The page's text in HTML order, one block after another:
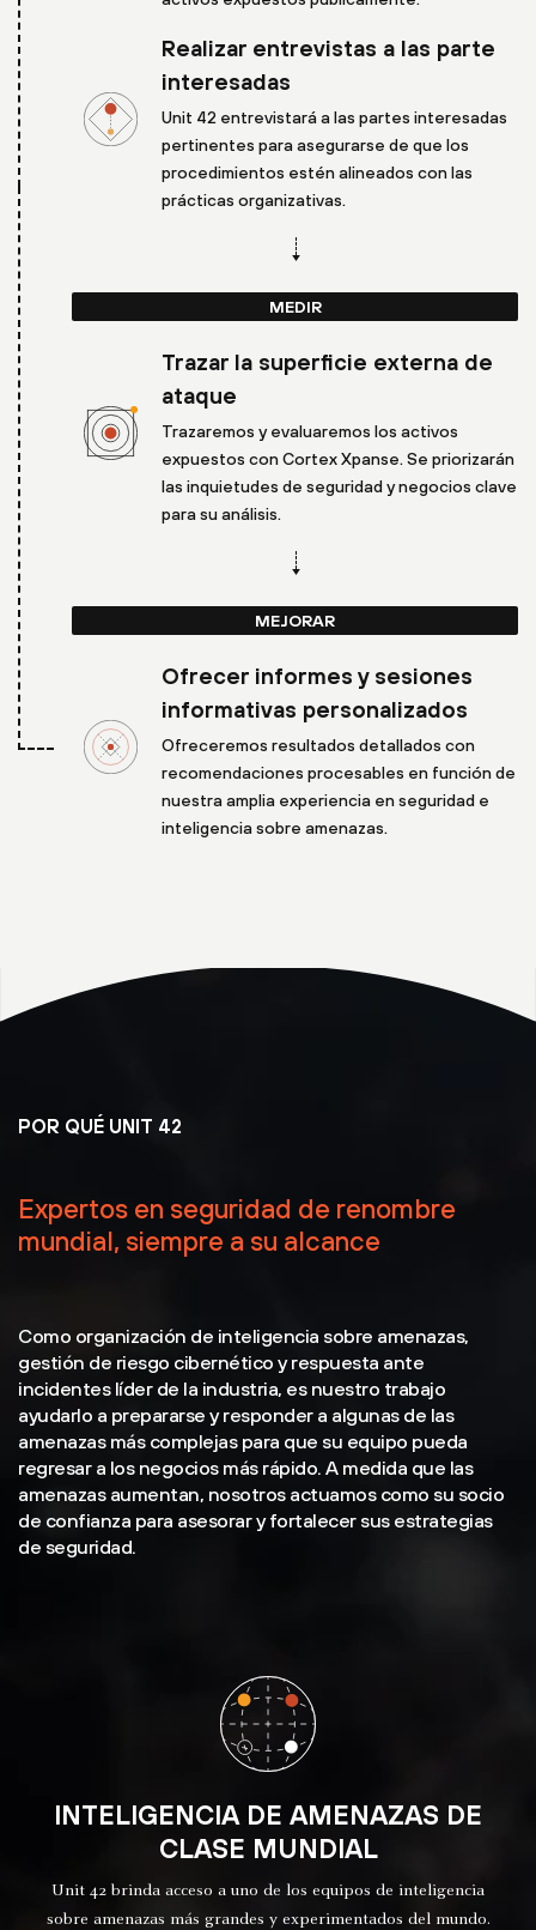
Realizar entrevistas a las parte
interesadas
Unit 42 entrevistará a las partes interesadas
pertinentes para asegurarse de que los
procedimientos estén alineados con las
prácticas organizativas.
MEDIR
Trazar la superficie externa de
ataque
Trazaremos y evaluaremos los activos
expuestos con Cortex Xpanse. Se priorizarán
las inquietudes de seguridad y negocios clave
para su análisis.
MEJORAR
Ofrecer informes y sesiones
informativas personalizados
Ofreceremos resultados detallados con
recomendaciones procesables en función de
nuestra amplia experiencia en seguridad e
inteligencia sobre amenazas.
POR QUÉ UNIT 42
Expertos en seguridad de renombre
mundial, siempre a su alcance
Como organización de inteligencia sobre amenazas,
gestión de riesgo cibernético y respuesta ante
incidentes líder de la industria, es nuestro trabajo
ayudarlo a prepararse y responder a algunas de las
amenazas más complejas para que su equipo pueda
regresar a los negocios más rápido. A medida que las
amenazas aumentan, nosotros actuamos como su socio
de confianza para asesorar y fortalecer sus estrategias
de seguridad.
INTELIGENCIA DE AMENAZAS DE
CLASE MUNDIAL
Unit 42 brinda acceso a uno de los equipos de inteligencia
sobre amenazas más grandes y experimentados del mundo.